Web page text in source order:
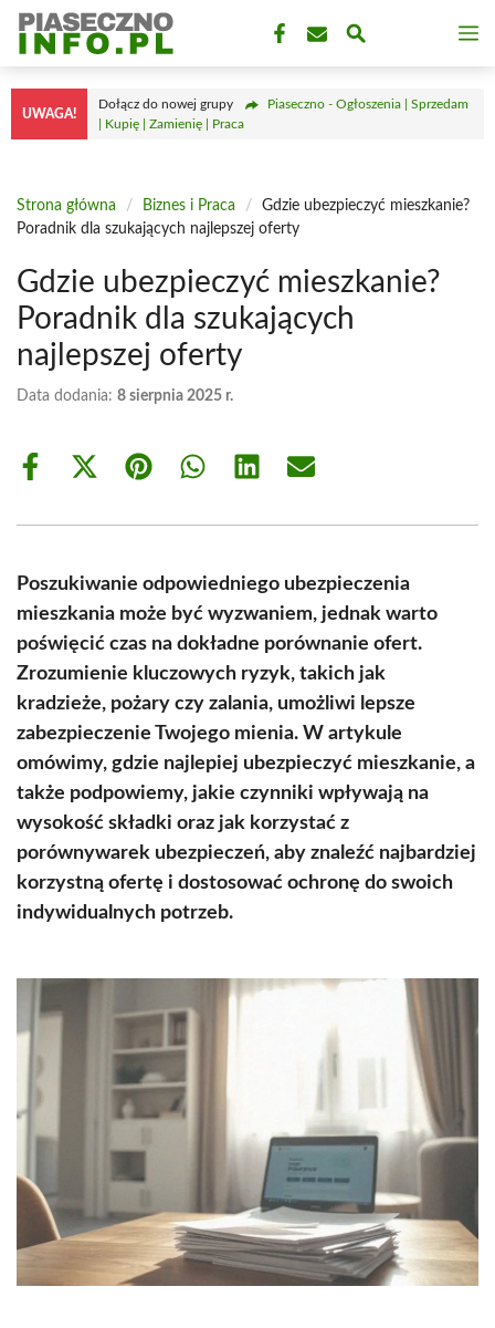
Przejdź
treści
UWAGA!
Dołącz do nowej grupy
Piaseczno - Ogłoszenia | Sprzedam
| Kupię | Zamienię | Praca
Strona główna / Biznes i Praca /
Gdzie ubezpieczyć mieszkanie?
Poradnik dla szukających najlepszej oferty
Gdzie ubezpieczyć mieszkanie?
Poradnik dla szukających
najlepszej oferty
Data dodania: 8 sierpnia 2025 r.
Share
Share
(Twitter)
Share Share Share Share
Poszukiwanie odpowiedniego ubezpieczenia
mieszkania może być wyzwaniem, jednak warto
poświęcić czas na dokładne porównanie ofert.
Zrozumienie kluczowych ryzyk, takich jak
kradzieże, pożary czy zalania, umożliwi lepsze
zabezpieczenie Twojego mienia. W artykule
omówimy, gdzie najlepiej ubezpieczyć mieszkanie, a
także podpowiemy, jakie czynniki wpływają na
wysokość składki oraz jak korzystać z
porównywarek ubezpieczeń, aby znaleźć najbardziej
korzystną ofertę i dostosować ochronę do swoich
indywidualnych potrzeb.